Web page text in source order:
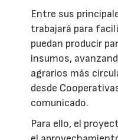
Entre sus
trabajará para
puedan producir
insumos,
agrarios más
desde
comunicado.
Para ello, el